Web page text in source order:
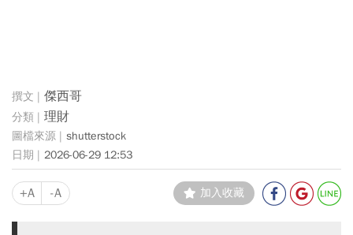
傑西哥
理財
shutterstock
2026-06-29 12:53
+A -A 加入收藏